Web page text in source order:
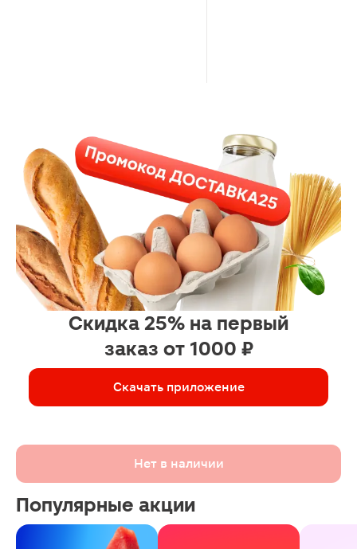
Скидка 25% на первый
заказ от 1000 ₽
Скачать приложение
Нет в наличии
Популярные акции